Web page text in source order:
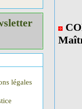
légales